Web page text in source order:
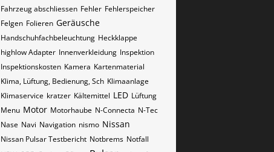
Fahrzeug abschliessen Fehler Fehlerspeicher
Felgen Folieren Geräusche
Handschuhfachbeleuchtung Heckklappe
highlow Adapter Innenverkleidung Inspektion
Inspektionskosten Kamera Kartenmaterial
Klima, Lüftung, Bedienung, Sch Klimaanlage
Klimaservice kratzer Kältemittel LED Lüftung
Menu Motor Motorhaube N-Connecta N-Tec
Nase Navi Navigation nismo Nissan
Nissan Pulsar Testbericht Notbrems Notfall